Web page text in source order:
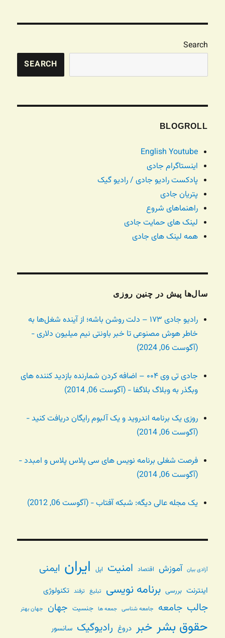
Search
SEARCH
BLOGROLL
English Youtube
اینستاگرام جادی
پادکست رادیو جادی / رادیو گیک
پتریان جادی
راهنماهای شروع
لینک های حمایت جادی
همه لینک های جادی
سال‌ها پیش در چنین روزی
رادیو جادی ۱۷۳ – دلت روشن باشه؛ از آینده شغل‌ها به
خاطر هوش مصنوعی تا خبر باونتی نیم میلیون دلاری -
(آگوست 06, 2024)
جادی تی وی ۰۰۴ – اضافه کردن شمارنده بازدید کننده های
وبگذر به وبلاگ بلاگفا - (آگوست 06, 2014)
روزی یک برنامه اندروید و یک آلبوم رایگان دریافت کنید -
(آگوست 06, 2014)
فرصت شغلی برنامه نویس های سی پلاس پلاس و امبدد -
(آگوست 06, 2014)
یک مجله عالی دیگه: شبکه آفتاب - (آگوست 06, 2012)
آزادی بیان آموزش اقتصاد امنیت اپل ایران ایمنی
اینترنت بررسی برنامه نویسی تبلیغ ترفند تکنولوژی
جالب جامعه جامعه شناسی جمعه ها جنسیت جهان جهان بهتر
حقوق بشر خبر دروغ رادیوگیک سانسور